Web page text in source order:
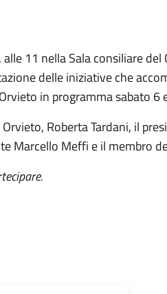
11 nella Sala consiliare
delle iniziative che
in programma sabato 6
Roberta Tardani, il
Marcello Meffi e il membro